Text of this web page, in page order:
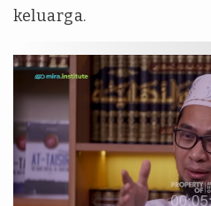
keluarga.